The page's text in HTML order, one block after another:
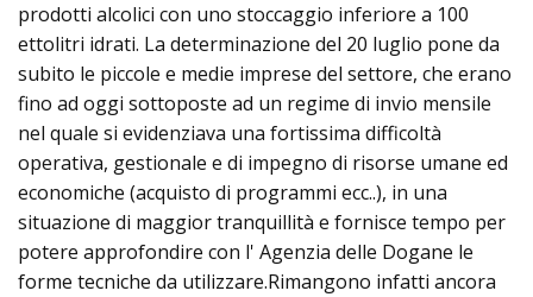
prodotti alcolici con uno stoccaggio inferiore a 100
ettolitri idrati. La determinazione del 20 luglio pone da
subito le piccole e medie imprese del settore, che erano
fino ad oggi sottoposte ad un regime di invio mensile
nel quale si evidenziava una fortissima difficoltà
operativa, gestionale e di impegno di risorse umane ed
economiche (acquisto di programmi ecc..), in una
situazione di maggior tranquillità e fornisce tempo per
potere approfondire con l' Agenzia delle Dogane le
forme tecniche da utilizzare.Rimangono infatti ancora